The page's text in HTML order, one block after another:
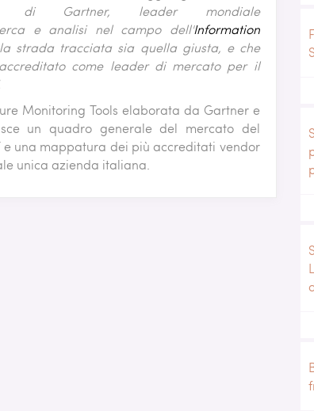
di Gartner, leader mondiale
e analisi nel campo dell'Information
strada tracciata sia quella giusta, e che
come leader di mercato per il
Monitoring Tools elaborata da Gartner e
un quadro generale del mercato del
una mappatura dei più accreditati vendor
unica azienda italiana.